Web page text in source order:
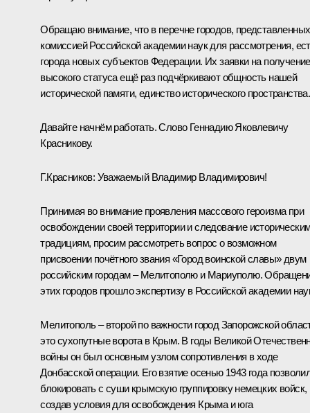
Обращаю внимание, что в перечне городов, представленных
комиссией Российской академии наук для рассмотрения,
города новых субъектов Федерации. Их заявки на получение
высокого статуса ещё раз подчёркивают общность нашей
исторической памяти, единство исторического пространства.
Давайте начнём работать. Слово Геннадию Яковлевичу
Красникову.
Г.Красников: Уважаемый Владимир Владимирович!
Принимая во внимание проявления массового героизма при
освобождении своей территории и следование
традициям, просим рассмотреть вопрос о возможном
присвоении почётного звания «Город воинской славы» двум
российским городам – Мелитополю и Мариуполю.
этих городов прошло экспертизу в Российской академии
Мелитополь – второй по важности город Запорожской
это сухопутные ворота в Крым. В годы Великой
войны он был основным узлом сопротивления в ходе
Донбасской операции. Его взятие осенью 1943 года
блокировать с суши крымскую группировку немецких войск,
создав условия для освобождения Крыма и юга